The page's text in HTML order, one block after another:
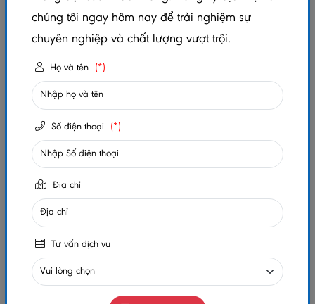
Sàn Gỗ Thaixin Lót Nền
Chống Nước 8mm – VF10628
Sàn Gỗ Thaixin Lót Nền
Chống Nước 8mm – VF10635
chúng tôi ngay hôm nay để trải nghiệm sự
chuyên nghiệp và chất lượng vượt trội.
Họ và tên (*)
Số điện thoại (*)
Địa chỉ
Tư vấn dịch vụ